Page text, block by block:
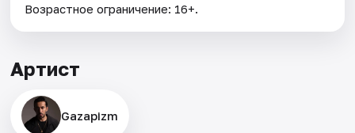
Возрастное ограничение: 16+.
Артист
Gazapizm